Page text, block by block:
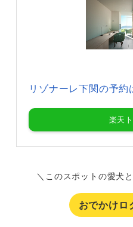
リゾナーレ下関の予約
楽天
＼このスポットの愛犬
おでかけロ